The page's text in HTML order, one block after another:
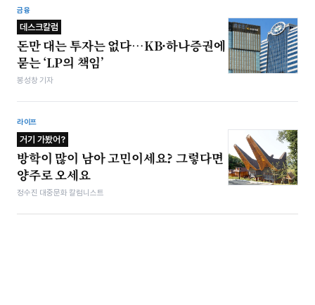
금융
데스크칼럼
돈만 대는 투자는 없다…KB·하나증권에
묻는 ‘LP의 책임’
봉성창 기자
라이프
거기 가봤어?
방학이 많이 남아 고민이세요? 그렇다면
양주로 오세요
정수진 대중문화 칼럼니스트